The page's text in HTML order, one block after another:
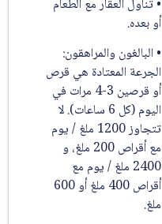
• تناول العقار مع الطعام
أو بعده.
• البالغون والمراهقون:
الجرعة المعتادة هي قرص
أو قرصين 3-4 مرات في
اليوم (كل 6 ساعات). لا
تتجاوز 1200 ملغ / يوم
مع أقراص 200 ملغ، و
2400 ملغ / يوم مع
أقراص 400 ملغ أو 600
ملغ.